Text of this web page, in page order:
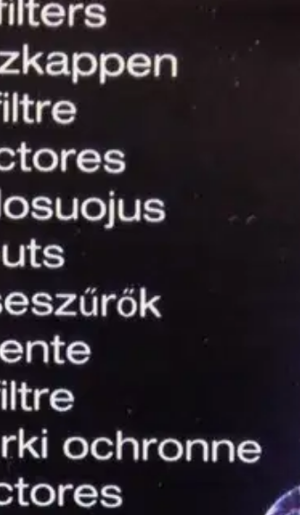
korvakuumemittareihin. Suojelee mittauslinssiä
jälkeen tarkimman mahdollisen